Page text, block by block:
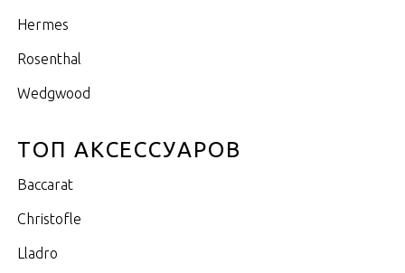
Hermes
Rosenthal
Wedgwood
ТОП АКСЕССУАРОВ
Baccarat
Christofle
Lladro